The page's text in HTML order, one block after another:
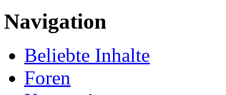
Navigation
Beliebte Inhalte
Foren